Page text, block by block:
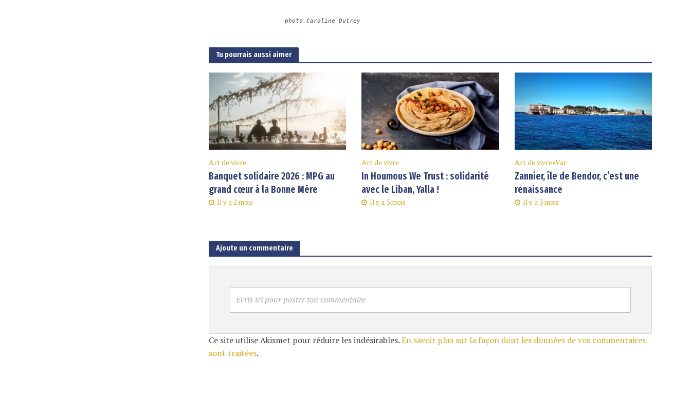
photo Caroline Dutrey
Tu pourrais aussi aimer
Art de vivre
Banquet solidaire 2026 : MPG au
grand cœur à la Bonne Mère
Il y a 2 mois
Art de vivre
In Houmous We Trust : solidarité
avec le Liban, Yalla !
Il y a 3 mois
Art de vivre•Var
Zannier, île de Bendor, c’est une
renaissance
Il y a 3 mois
Ajoute un commentaire
Ecris ici pour poster ton commentaire
Ce site utilise Akismet pour réduire les indésirables.En savoir plus sur la façon dont les données de vos commentaires
sont traitées.